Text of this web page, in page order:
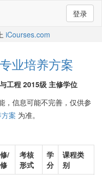
登录
iCourses.com
业培养方案
工程 2015级 主修学位
，信息可能不完善，仅供参
案 为准。
/
考核
形式
学
分
课程类
别